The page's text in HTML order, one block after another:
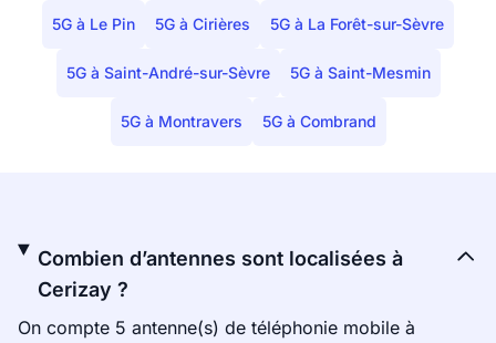
5G à Le Pin 5G à Cirières 5G à La Forêt-sur-Sèvre
5G à Saint-André-sur-Sèvre 5G à Saint-Mesmin
5G à Montravers 5G à Combrand
Combien d’antennes sont localisées à
Cerizay ?
On compte 5 antenne(s) de téléphonie mobile à